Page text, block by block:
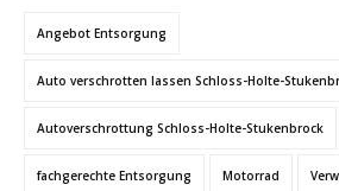
Angebot Entsorgung
Auto verschrotten lassen Schloss-Holte-
Autoverschrottung Schloss-Holte-Stukenbrock
fachgerechte Entsorgung Motorrad